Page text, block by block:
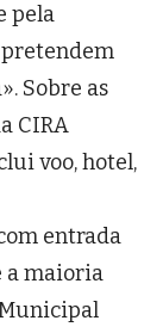
pela
Sobre as
CIRA
voo, hotel,
entrada
a maioria